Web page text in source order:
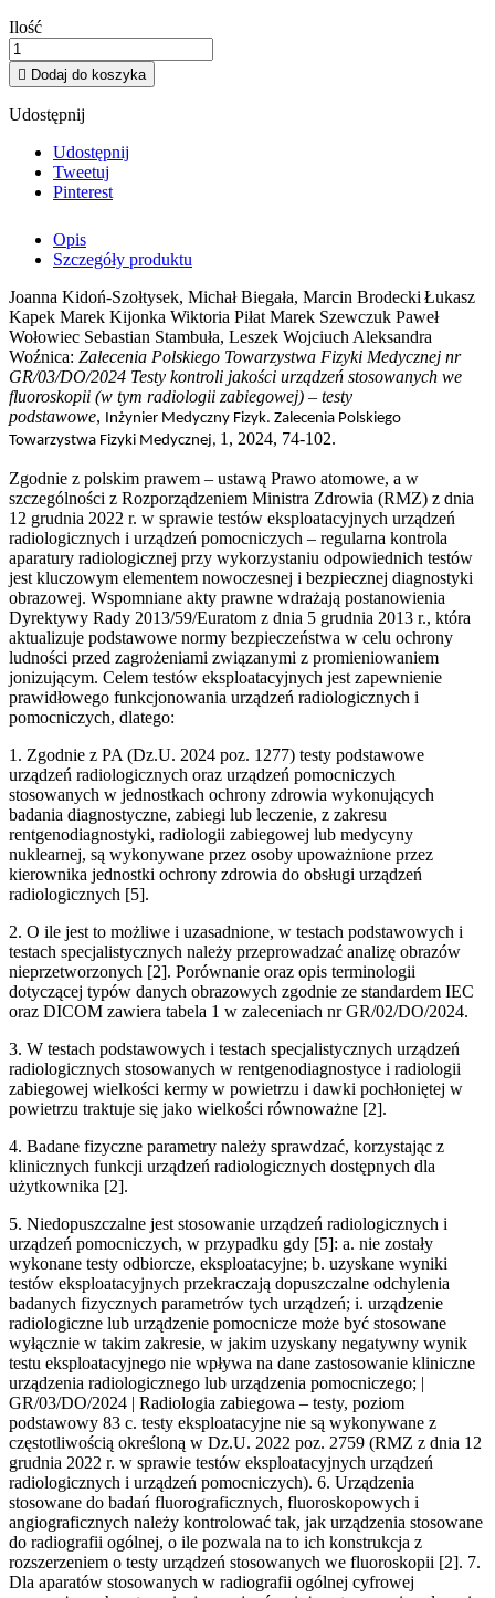
Ilość
 Dodaj do koszyka
Udostępnij
Udostępnij
Tweetuj
Pinterest
Opis
Szczegóły produktu
Joanna Kidoń-Szołtysek, Michał Biegała, Marcin BrodeckiŁukasz
Kapek Marek Kijonka Wiktoria Piłat Marek Szewczuk Paweł
Wołowiec Sebastian Stambuła, Leszek Wojciuch Aleksandra
Woźnica: Zalecenia Polskiego Towarzystwa Fizyki Medycznej nr
GR/03/DO/2024 Testy kontroli jakości urządzeń stosowanych we
fluoroskopii (w tym radiologii zabiegowej) – testy
podstawowe, Inżynier Medyczny Fizyk. Zalecenia Polskiego
Towarzystwa Fizyki Medycznej, 1, 2024, 74-102.
Zgodnie z polskim prawem – ustawą Prawo atomowe, a w
szczególności z Rozporządzeniem Ministra Zdrowia (RMZ) z dnia
12 grudnia 2022 r. w sprawie testów eksploatacyjnych urządzeń
radiologicznych i urządzeń pomocniczych – regularna kontrola
aparatury radiologicznej przy wykorzystaniu odpowiednich testów
jest kluczowym elementem nowoczesnej i bezpiecznej diagnostyki
obrazowej. Wspomniane akty prawne wdrażają postanowienia
Dyrektywy Rady 2013/59/Euratom z dnia 5 grudnia 2013 r., która
aktualizuje podstawowe normy bezpieczeństwa w celu ochrony
ludności przed zagrożeniami związanymi z promieniowaniem
jonizującym. Celem testów eksploatacyjnych jest zapewnienie
prawidłowego funkcjonowania urządzeń radiologicznych i
pomocniczych, dlatego:
1. Zgodnie z PA (Dz.U. 2024 poz. 1277) testy podstawowe
urządzeń radiologicznych oraz urządzeń pomocniczych
stosowanych w jednostkach ochrony zdrowia wykonujących
badania diagnostyczne, zabiegi lub leczenie, z zakresu
rentgenodiagnostyki, radiologii zabiegowej lub medycyny
nuklearnej, są wykonywane przez osoby upoważnione przez
kierownika jednostki ochrony zdrowia do obsługi urządzeń
radiologicznych [5].
2. O ile jest to możliwe i uzasadnione, w testach podstawowych i
testach specjalistycznych należy przeprowadzać analizę obrazów
nieprzetworzonych [2]. Porównanie oraz opis terminologii
dotyczącej typów danych obrazowych zgodnie ze standardem IEC
oraz DICOM zawiera tabela 1 w zaleceniach nr GR/02/DO/2024.
3. W testach podstawowych i testach specjalistycznych urządzeń
radiologicznych stosowanych w rentgenodiagnostyce i radiologii
zabiegowej wielkości kermy w powietrzu i dawki pochłoniętej w
powietrzu traktuje się jako wielkości równoważne [2].
4. Badane fizyczne parametry należy sprawdzać, korzystając z
klinicznych funkcji urządzeń radiologicznych dostępnych dla
użytkownika [2].
5. Niedopuszczalne jest stosowanie urządzeń radiologicznych i
urządzeń pomocniczych, w przypadku gdy [5]: a. nie zostały
wykonane testy odbiorcze, eksploatacyjne; b. uzyskane wyniki
testów eksploatacyjnych przekraczają dopuszczalne odchylenia
badanych fizycznych parametrów tych urządzeń; i. urządzenie
radiologiczne lub urządzenie pomocnicze może być stosowane
wyłącznie w takim zakresie, w jakim uzyskany negatywny wynik
testu eksploatacyjnego nie wpływa na dane zastosowanie kliniczne
urządzenia radiologicznego lub urządzenia pomocniczego; |
GR/03/DO/2024 | Radiologia zabiegowa – testy, poziom
podstawowy 83 c. testy eksploatacyjne nie są wykonywane z
częstotliwością określoną w Dz.U. 2022 poz. 2759 (RMZ z dnia 12
grudnia 2022 r. w sprawie testów eksploatacyjnych urządzeń
radiologicznych i urządzeń pomocniczych). 6. Urządzenia
stosowane do badań fluorograficznych, fluoroskopowych i
angiograficznych należy kontrolować tak, jak urządzenia stosowane
do radiografii ogólnej, o ile pozwala na to ich konstrukcja z
rozszerzeniem o testy urządzeń stosowanych we fluoroskopii [2]. 7.
Dla aparatów stosowanych w radiografii ogólnej cyfrowej